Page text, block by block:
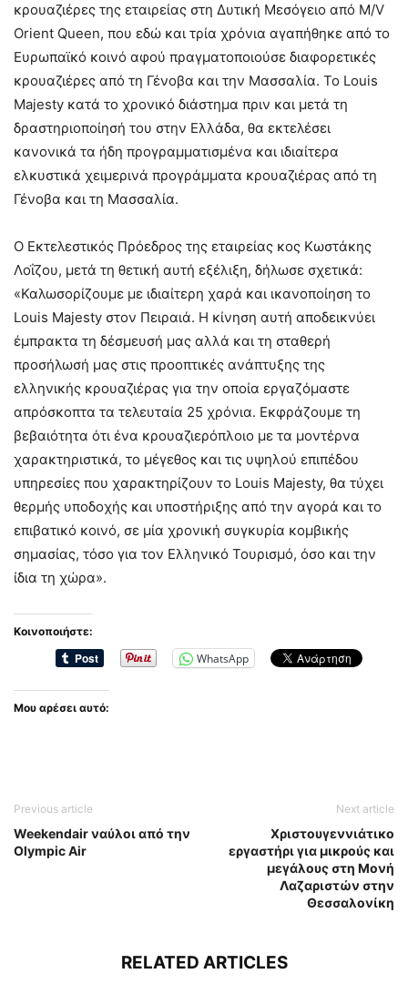
κρουαζιέρες της εταιρείας στη Δυτική Μεσόγειο από M/V
Orient Queen, που εδώ και τρία χρόνια αγαπήθηκε από το
Ευρωπαϊκό κοινό αφού πραγματοποιούσε διαφορετικές
κρουαζιέρες από τη Γένοβα και την Μασσαλία. Το Louis
Majesty κατά το χρονικό διάστημα πριν και μετά τη
δραστηριοποίησή του στην Ελλάδα, θα εκτελέσει
κανονικά τα ήδη προγραμματισμένα και ιδιαίτερα
ελκυστικά χειμερινά προγράμματα κρουαζιέρας από τη
Γένοβα και τη Μασσαλία.
Ο Εκτελεστικός Πρόεδρος της εταιρείας κος Κωστάκης
Λοΐζου, μετά τη θετική αυτή εξέλιξη, δήλωσε σχετικά:
«Καλωσορίζουμε με ιδιαίτερη χαρά και ικανοποίηση το
Louis Majesty στον Πειραιά. Η κίνηση αυτή αποδεικνύει
έμπρακτα τη δέσμευσή μας αλλά και τη σταθερή
προσήλωσή μας στις προοπτικές ανάπτυξης της
ελληνικής κρουαζιέρας για την οποία εργαζόμαστε
απρόσκοπτα τα τελευταία 25 χρόνια. Εκφράζουμε τη
βεβαιότητα ότι ένα κρουαζιερόπλοιο με τα μοντέρνα
χαρακτηριστικά, το μέγεθος και τις υψηλού επιπέδου
υπηρεσίες που χαρακτηρίζουν το Louis Majesty, θα τύχει
θερμής υποδοχής και υποστήριξης από την αγορά και το
επιβατικό κοινό, σε μία χρονική συγκυρία κομβικής
σημασίας, τόσο για τον Ελληνικό Τουρισμό, όσο και την
ίδια τη χώρα».
Κοινοποιήστε:
WhatsApp
Μου αρέσει αυτό:
Previous article
Weekendair ναύλοι από την
Olympic Air
Next article
Χριστουγεννιάτικο
εργαστήρι για μικρούς και
μεγάλους στη Μονή
Λαζαριστών στην
Θεσσαλονίκη
RELATED ARTICLES